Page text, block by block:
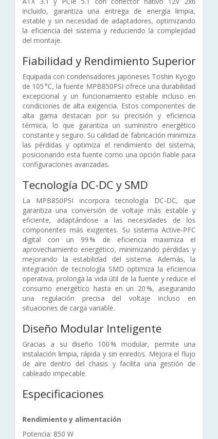
incluido, garantiza una entrega de energía limpia,
estable y sin necesidad de adaptadores, optimizando
la eficiencia del sistema y reduciendo la complejidad
del montaje.
Fiabilidad y Rendimiento Superior
Equipada con condensadores japoneses Toshin Kyogo
de 105 °C, la fuente MPB850PSI ofrece una durabilidad
excepcional y un funcionamiento estable incluso en
condiciones de alta exigencia. Estos componentes de
alta gama destacan por su precisión y eficiencia
térmica, lo que garantiza un suministro energético
constante y seguro. Su calidad de fabricación minimiza
las pérdidas y optimiza el rendimiento del sistema,
posicionando esta fuente como una opción fiable para
configuraciones avanzadas.
Tecnología DC-DC y SMD
La MPB850PSI incorpora tecnología DC-DC, que
garantiza una conversión de voltaje más estable y
eficiente, adaptándose a las necesidades de los
componentes más exigentes. Su sistema Active-PFC
digital con un 99 % de eficiencia maximiza el
aprovechamiento energético, minimizando pérdidas y
mejorando la estabilidad del sistema. Además, la
integración de tecnología SMD optimiza la eficiencia
operativa, prolonga la vida útil de la fuente y reduce el
consumo energético hasta en un 20 %, asegurando
una regulación precisa del voltaje incluso en
situaciones de carga variable.
Diseño Modular Inteligente
Gracias a su diseño 100 % modular, permite una
instalación limpia, rápida y sin enredos. Mejora el flujo
de aire dentro del chasis y facilita una gestión de
cableado impecable.
Especificaciones
Rendimiento y alimentación
Potencia: 850 W